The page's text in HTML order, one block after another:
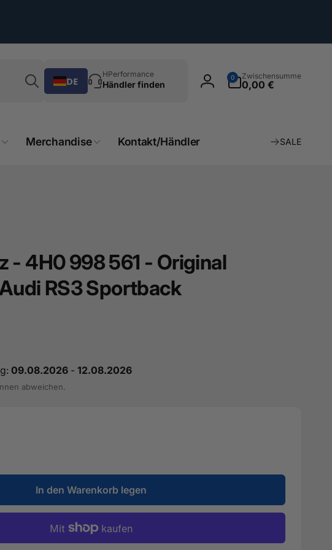
Suchen
DE
HPerformance
Händler finden Einloggen
0
Artikel
Zwischensumme
0,00 €
Merchandise Kontakt/Händler SALE
- 4H0 998 561 - Original
RS3 Sportback
09.08.2026- 12.08.2026
abweichen.
In den Warenkorb legen